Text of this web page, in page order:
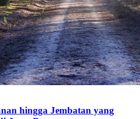
hingga Jembatan yang